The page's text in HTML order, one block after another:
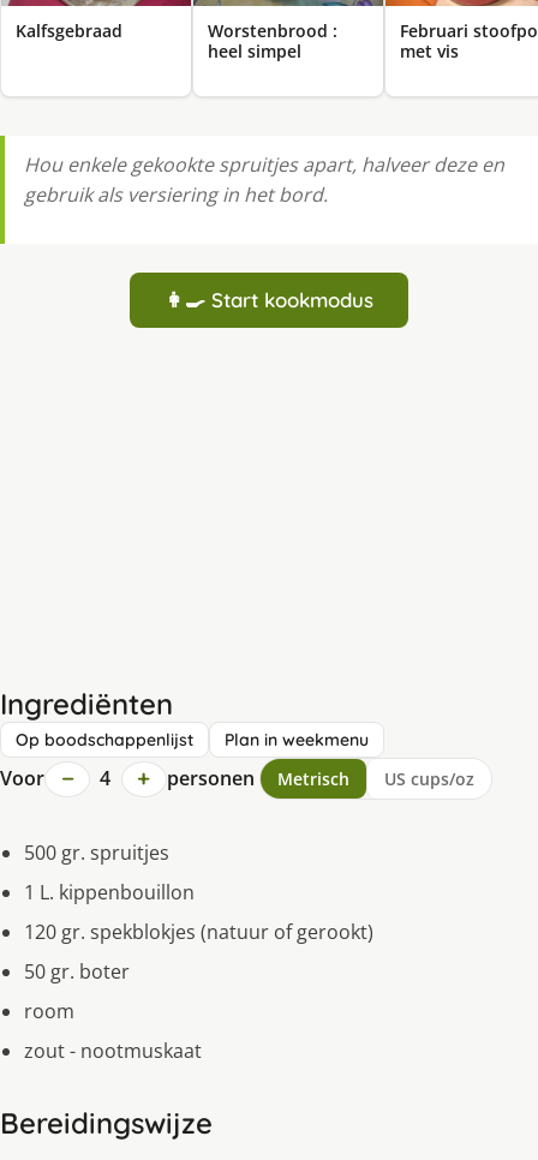
Kalfsgebraad
Worstenbrood :
heel simpel
Februari
met vis
Hou enkele gekookte spruitjes apart, halveer deze en
gebruik als versiering in het bord.
👩‍🍳 Start kookmodus
Ingrediënten
Op boodschappenlijst Plan in weekmenu
Voor − 4 + personen Metrisch US cups/oz
500 gr. spruitjes
1 L. kippenbouillon
120 gr. spekblokjes (natuur of gerookt)
50 gr. boter
room
zout - nootmuskaat
Bereidingswijze